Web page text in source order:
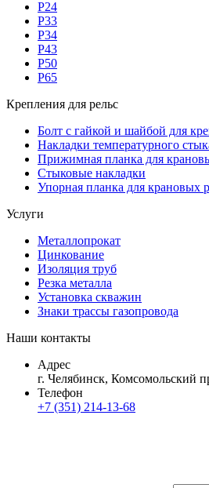
Р24
Р33
Р34
Р43
Р50
Р65
Крепления для рельс
Болт с гайкой и шайбой для
Накладки температурного
Прижимная планка для
Стыковые накладки
Упорная планка для крановых
Услуги
Металлопрокат
Цинкование
Изоляция труб
Резка металла
Установка скважин
Знаки трассы газопровода
Наши контакты
Адрес
г. Челябинск, Комсомольский
Телефон
+7 (351) 214-13-68